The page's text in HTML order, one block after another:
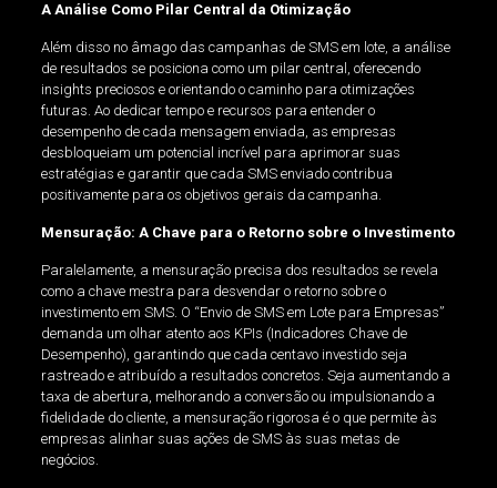
A Análise Como Pilar Central da Otimização
Além disso no âmago das campanhas de SMS em lote, a análise
de resultados se posiciona como um pilar central, oferecendo
insights preciosos e orientando o caminho para otimizações
futuras. Ao dedicar tempo e recursos para entender o
desempenho de cada mensagem enviada, as empresas
desbloqueiam um potencial incrível para aprimorar suas
estratégias e garantir que cada SMS enviado contribua
positivamente para os objetivos gerais da campanha.
Mensuração: A Chave para o Retorno sobre o Investimento
Paralelamente, a mensuração precisa dos resultados se revela
como a chave mestra para desvendar o retorno sobre o
investimento em SMS. O “Envio de SMS em Lote para Empresas”
demanda um olhar atento aos KPIs (Indicadores Chave de
Desempenho), garantindo que cada centavo investido seja
rastreado e atribuído a resultados concretos. Seja aumentando a
taxa de abertura, melhorando a conversão ou impulsionando a
fidelidade do cliente, a mensuração rigorosa é o que permite às
empresas alinhar suas ações de SMS às suas metas de
negócios.